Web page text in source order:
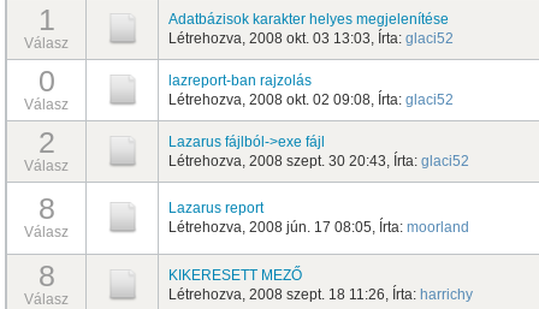
1
Válasz
Adatbázisok karakter helyes megjelenítése
Létrehozva, 2008 okt. 03 13:03, Írta: glaci52
0
Válasz
lazreport-ban rajzolás
Létrehozva, 2008 okt. 02 09:08, Írta: glaci52
2
Válasz
Lazarus fájlból->exe fájl
Létrehozva, 2008 szept. 30 20:43, Írta: glaci52
8
Válasz
Lazarus report
Létrehozva, 2008 jún. 17 08:05, Írta: moorland
8
Válasz
KIKERESETT MEZŐ
Létrehozva, 2008 szept. 18 11:26, Írta: harrichy